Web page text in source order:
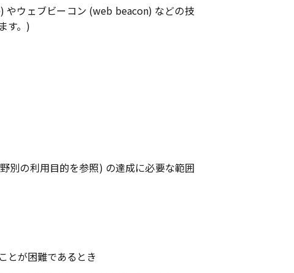
ウェブビーコン (web beacon) などの技
す。)
別の利用目的を参照) の達成に必要な範囲
とが困難であるとき